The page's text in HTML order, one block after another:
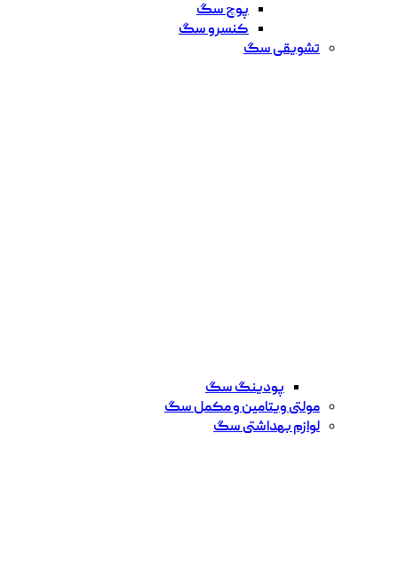
پوچ سگ
کنسرو سگ
تشویقی سگ
پودینگ سگ
مولتی ویتامین و مکمل سگ
لوازم بهداشتی سگ